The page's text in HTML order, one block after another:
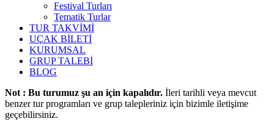
Festival Turları
Tematik Turlar
TUR TAKVİMİ
UÇAK BİLETİ
KURUMSAL
GRUP TALEBİ
BLOG
Not : Bu turumuz şu an için kapalıdır. İleri tarihli veya mevcut
benzer tur programları ve grup talepleriniz için bizimle iletişime
geçebilirsiniz.